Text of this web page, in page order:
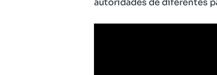
autoridades de diferentes